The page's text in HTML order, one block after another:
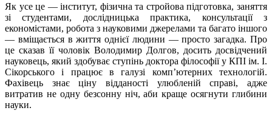
Як усе це — інститут, фізична та стройова підготовка, заняття
зі студентами, дослідницька практика, консультації з
економістами, робота з науковими джерелами та багато іншого
— вміщається в життя однієї людини — просто загадка. Про
це сказав її чоловік Володимир Долгов, досить досвідчений
науковець, який здобуває ступінь доктора філософії у КПІ ім. І.
Сікорського і працює в галузі комп’ютерних технологій.
Фахівець знає ціну відданості улюбленій справі, адже
витратив не одну безсонну ніч, аби краще осягнути глибини
науки.